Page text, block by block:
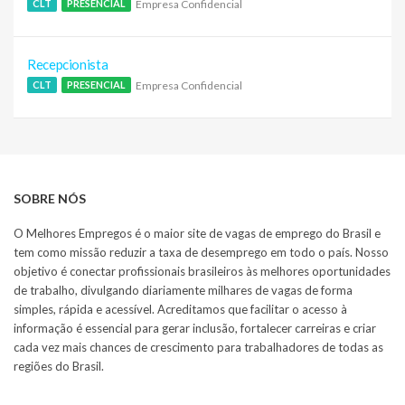
CLT PRESENCIAL Empresa Confidencial
Recepcionista
CLT PRESENCIAL Empresa Confidencial
SOBRE NÓS
O Melhores Empregos é o maior site de vagas de emprego do Brasil e
tem como missão reduzir a taxa de desemprego em todo o país. Nosso
objetivo é conectar profissionais brasileiros às melhores oportunidades
de trabalho, divulgando diariamente milhares de vagas de forma
simples, rápida e acessível. Acreditamos que facilitar o acesso à
informação é essencial para gerar inclusão, fortalecer carreiras e criar
cada vez mais chances de crescimento para trabalhadores de todas as
regiões do Brasil.